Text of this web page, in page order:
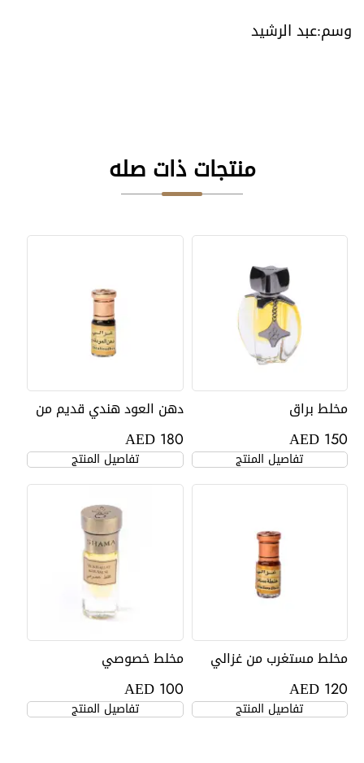
عبد الرشيد
منتجات ذات صله
مخلط براق
AED 150
تفاصيل المنتج
دهن العود هندي قديم من
غزاليAED 180
تفاصيل المنتج
مخلط مستغرب من غزالي
AED 120
تفاصيل المنتج
مخلط خصوصي
AED 100
تفاصيل المنتج